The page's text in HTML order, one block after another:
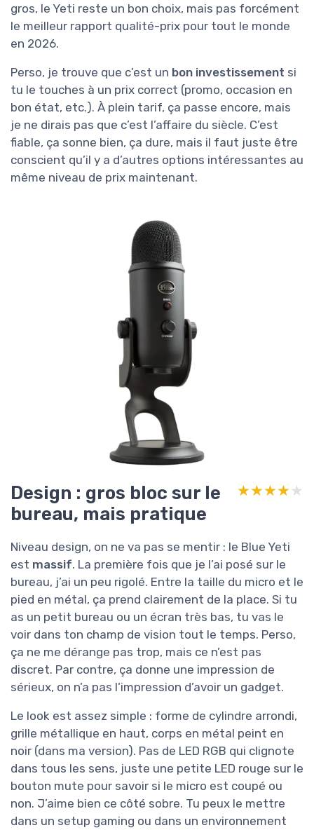
gros, le Yeti reste un bon choix, mais pas forcément
le meilleur rapport qualité-prix pour tout le monde
en 2026.
Perso, je trouve que c’est un bon investissement si
tu le touches à un prix correct (promo, occasion en
bon état, etc.). À plein tarif, ça passe encore, mais
je ne dirais pas que c’est l’affaire du siècle. C’est
fiable, ça sonne bien, ça dure, mais il faut juste être
conscient qu’il y a d’autres options intéressantes au
même niveau de prix maintenant.
Design : gros bloc sur le
bureau, mais pratique
★★★★★
★★★★★
Niveau design, on ne va pas se mentir : le Blue Yeti
est massif. La première fois que je l’ai posé sur le
bureau, j’ai un peu rigolé. Entre la taille du micro et le
pied en métal, ça prend clairement de la place. Si tu
as un petit bureau ou un écran très bas, tu vas le
voir dans ton champ de vision tout le temps. Perso,
ça ne me dérange pas trop, mais ce n’est pas
discret. Par contre, ça donne une impression de
sérieux, on n’a pas l’impression d’avoir un gadget.
Le look est assez simple : forme de cylindre arrondi,
grille métallique en haut, corps en métal peint en
noir (dans ma version). Pas de LED RGB qui clignote
dans tous les sens, juste une petite LED rouge sur le
bouton mute pour savoir si le micro est coupé ou
non. J’aime bien ce côté sobre. Tu peux le mettre
dans un setup gaming ou dans un environnement